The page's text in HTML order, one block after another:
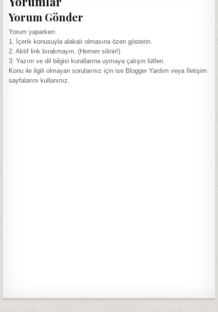
Yorum Gönder
Yorum yaparken:
1. İçerik konusuyla alakalı olmasına özen gösterin.
2. Aktif link bırakmayın. (Hemen silinir!)
3. Yazım ve dil bilgisi kurallarına uymaya çalışın lütfen.
Konu ile ilgili olmayan sorularınız için ise Blogger Yardım veya İletişim
sayfalarını kullanınız.